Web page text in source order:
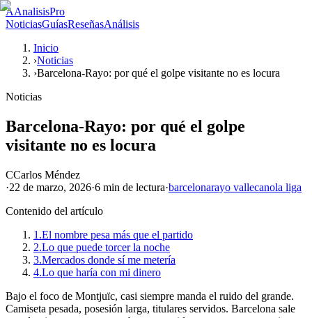
AAnalisisPro
NoticiasGuíasReseñasAnálisis
Inicio
›Noticias
›Barcelona-Rayo: por qué el golpe visitante no es locura
Noticias
Barcelona-Rayo: por qué el golpe
visitante no es locura
CCarlos Méndez
·22 de marzo, 2026·6 min de lectura·barcelonarayo vallecanola liga
Contenido del artículo
1.El nombre pesa más que el partido
2.Lo que puede torcer la noche
3.Mercados donde sí me metería
4.Lo que haría con mi dinero
Bajo el foco de Montjuïc, casi siempre manda el ruido del grande.
Camiseta pesada, posesión larga, titulares servidos. Barcelona sale